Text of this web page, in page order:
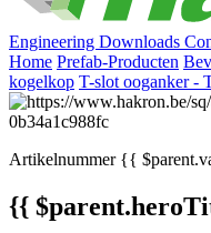
Engineering Downloads
Home Prefab-Producten
kogelkop T-slot ooganker -
Artikelnummer{{
{{